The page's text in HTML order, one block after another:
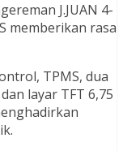
J.JUAN 4-
memberikan rasa
TPMS, dua
layar TFT 6,75